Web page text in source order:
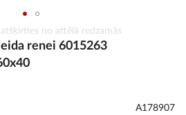
atšķirties no attēlā redzamās
renei 6015263
A178907